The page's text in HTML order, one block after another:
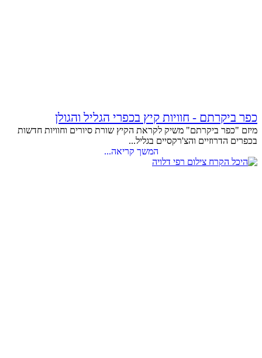
כפר ביקרתם - חוויות קיץ בכפרי הגליל והגולן
מיזם "כפר ביקרתם" משיק לקראת הקיץ שורת סיורים וחוויות חדשות
בכפרים הדרוזיים והצ'רקסיים בגליל...
המשך קריאה...